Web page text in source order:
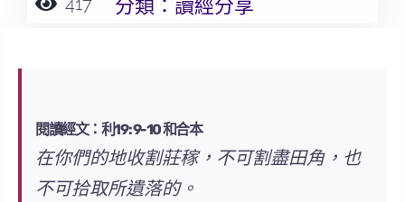
分類：讀經分享
閱讀經文：利19: 9-10 和合本
在你們的地收割莊稼， 不可割盡田角，也
不可拾取所遺落的。